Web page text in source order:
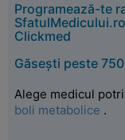
Programează-te
Clickmed
Găsești peste
Alege medicul
boli metabolice .